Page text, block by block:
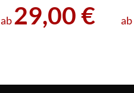
ab29,00€ ab